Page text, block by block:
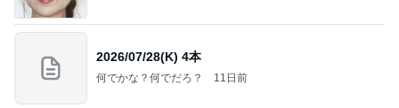
2026/07/28(K) 4本
何でかな？何でだろ？ 11日前